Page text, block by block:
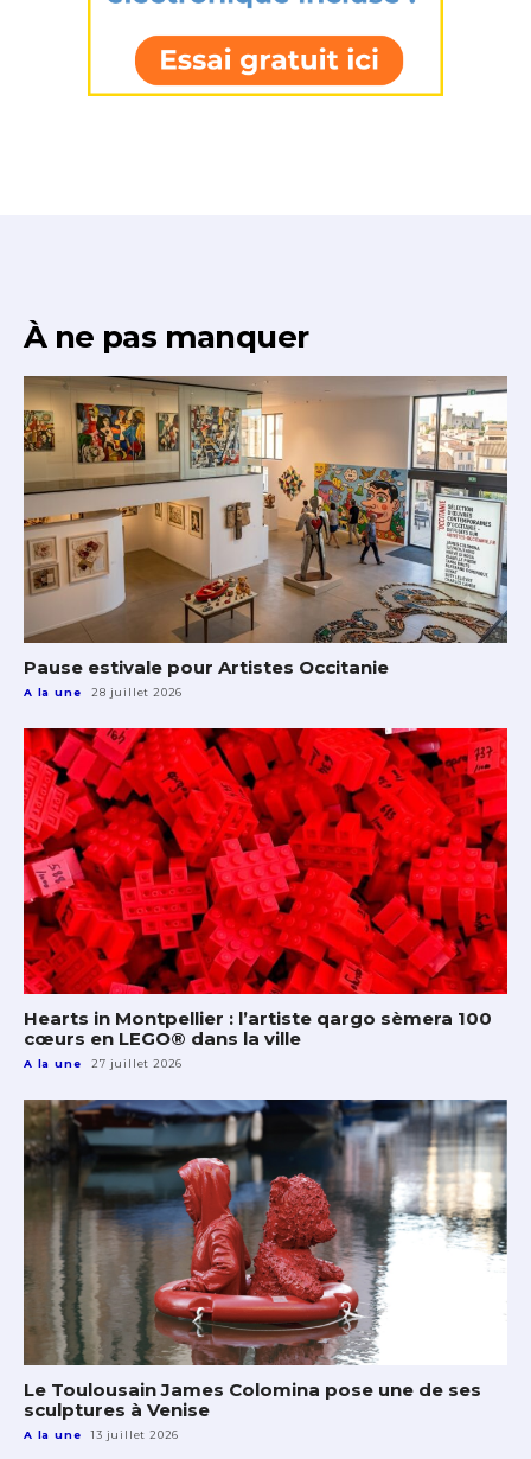
* Champ obligatoire
À ne pas manquer
Pause estivale pour Artistes Occitanie
A la une 28 juillet 2026
Hearts in Montpellier : l’artiste qargo sèmera 100
cœurs en LEGO® dans la ville
A la une 27 juillet 2026
Le Toulousain James Colomina pose une de ses
sculptures à Venise
A la une 13 juillet 2026